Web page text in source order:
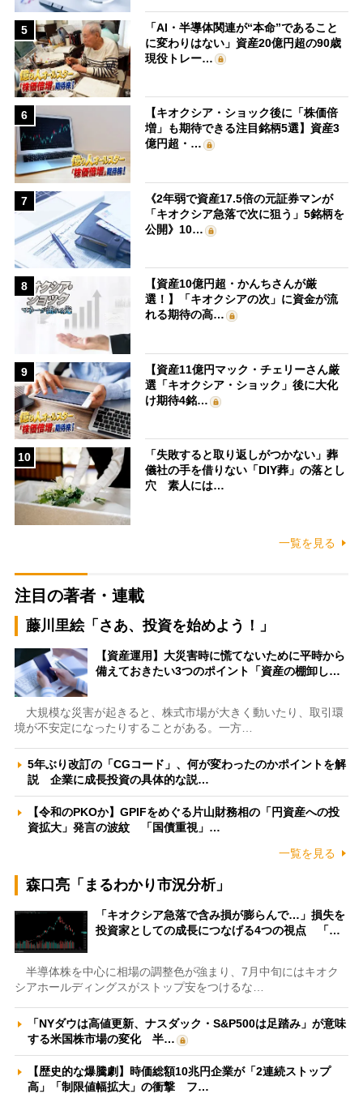
5
「AI・半導体関連が“本命”であること
に変わりはない」資産20億円超の90歳
現役トレー…
6
【キオクシア・ショック後に「株価倍
増」も期待できる注目銘柄5選】資産3
億円超・…
7
《2年弱で資産17.5倍の元証券マンが
「キオクシア急落で次に狙う」5銘柄を
公開》10…
8
【資産10億円超・かんちさんが厳
選！】「キオクシアの次」に資金が流
れる期待の高…
9
【資産11億円マック・チェリーさん厳
選「キオクシア・ショック」後に大化
け期待4銘…
10
「失敗すると取り返しがつかない」葬
儀社の手を借りない「DIY葬」の落とし
穴 素人には…
一覧を見る
注目の著者・連載
藤川里絵「さあ、投資を始めよう！」
【資産運用】大災害時に慌てないために平時から
備えておきたい3つのポイント「資産の棚卸し…
大規模な災害が起きると、株式市場が大きく動いたり、取引環
境が不安定になったりすることがある。一方…
5年ぶり改訂の「CGコード」、何が変わったのかポイントを解
説 企業に成長投資の具体的な説…
【令和のPKOか】GPIFをめぐる片山財務相の「円資産への投
資拡大」発言の波紋 「国債重視」…
一覧を見る
森口亮「まるわかり市況分析」
「キオクシア急落で含み損が膨らんで…」損失を
投資家としての成長につなげる4つの視点 「…
半導体株を中心に相場の調整色が強まり、7月中旬にはキオク
シアホールディングスがストップ安をつけるな…
「NYダウは高値更新、ナスダック・S&P500は足踏み」が意味
する米国株市場の変化 半…
【歴史的な爆騰劇】時価総額10兆円企業が「2連続ストップ
高」「制限値幅拡大」の衝撃 フ…